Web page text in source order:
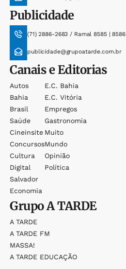
Publicidade
(71) 2886-2683 / Ramal 8585 | 8586
publicidade@grupoatarde.com.br
Canais e Editorias
Autos
Bahia
Brasil
Saúde
Cineinsite
Concursos
Cultura
Digital
Salvador
Economia
E.c. Bahia
E.c. Vitória
Empregos
Gastronomia
Muito
Mundo
Opinião
Política
GrupoA TARDE
A TARDE
A TARDE FM
MASSA!
A TARDE EDUCAÇÃO